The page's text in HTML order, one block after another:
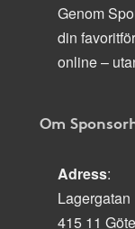
Genom
din
online –
Om
Adress:
415 11